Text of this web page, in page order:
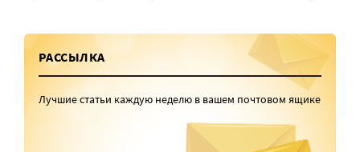
РАССЫЛКА
Лучшие статьи каждую неделю в вашем почтовом ящике